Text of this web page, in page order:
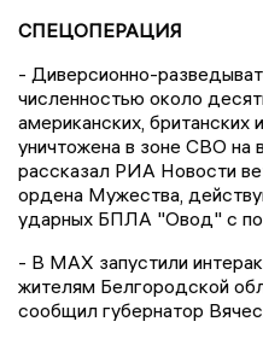
СПЕЦОПЕРАЦИЯ
- Диверсионно-
численностью около
американских, британских
уничтожена в зоне СВО на
рассказал РИА Новости
ордена Мужества,
ударных БПЛА "Овод" с
- В MAX запустили
жителям Белгородской
сообщил губернатор